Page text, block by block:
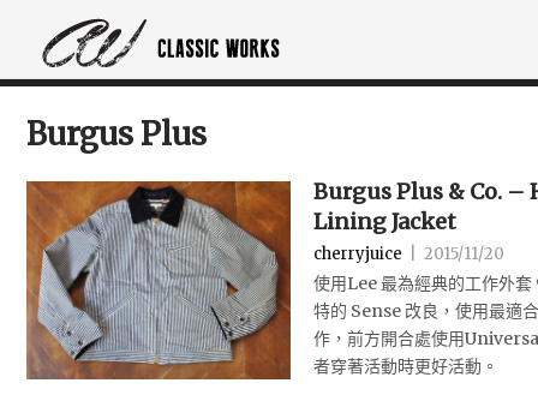
Burgus Plus
Burgus Plus & Co.
Lining Jacket
cherryjuice 2015/11/20
使用Lee 最為經典的工作外
特的 Sense 改良，使用最適
作，前方開合處使用
者穿著活動時更好活動。